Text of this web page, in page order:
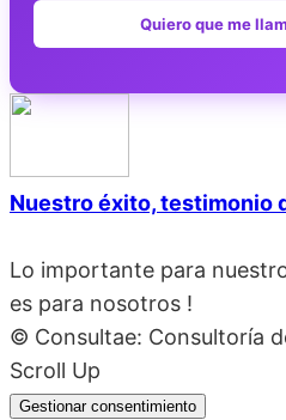
Quiero que me
Nuestro éxito, testimonio
Lo importante para
es para nosotros !
© Consultae: Consultoría
Scroll Up
Gestionar consentimiento